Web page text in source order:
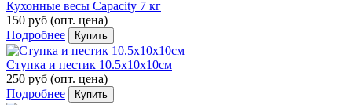
Кухонные весы Capacity 7 кг
150 руб (опт. цена)
Подробнее
Купить
Ступка и пестик 10.5х10х10см
250 руб (опт. цена)
Подробнее
Купить